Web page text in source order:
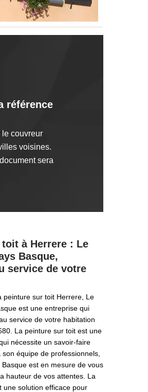
référence
couvreur
voisines.
sera
à Herrere : Le
Basque,
service de votre
peinture sur toit Herrere, Le
est une entreprise qui
service de votre habitation
La peinture sur toit est une
nécessite un savoir-faire
équipe de professionnels,
est en mesure de vous
hauteur de vos attentes. La
une solution efficace pour